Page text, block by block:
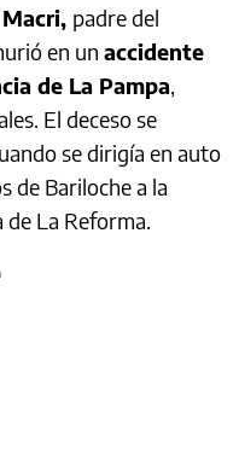
padre del
en un accidente
de La Pampa,
El deceso se
se dirigía en auto
de Bariloche a la
La Reforma.